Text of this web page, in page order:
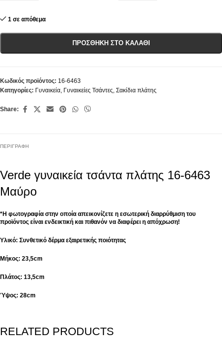
1 σε απόθεμα
ΠΡΟΣΘΉΚΗ ΣΤΟ ΚΑΛΆΘΙ
Κωδικός προϊόντος: 16-6463
Κατηγορίες: Γυναικεία, Γυναικείες Τσάντες, Σακίδια πλάτης
Share:
ΠΕΡΙΓΡΑΦΉ
Verde γυναικεία τσάντα πλάτης 16-6463
Μαύρο
*Η φωτογραφία στην οποία απεικονίζετε η εσωτερική διαρρύθμιση του
προϊόντος είναι ενδεικτική και πιθανόν να διαφέρει η απόχρωση!
Υλικό: Συνθετικό δέρμα εξαιρετικής ποιότητας
Μήκος: 23,5cm
Πλάτος: 13,5cm
Ύψος: 28cm
RELATED PRODUCTS